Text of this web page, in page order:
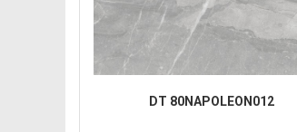
DT 80NAPOLEON012